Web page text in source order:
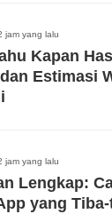
jam yang lalu
Kapan
Estimasi
jam yang lalu
Lengkap:
yang